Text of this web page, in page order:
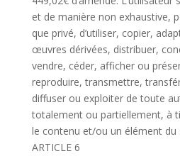
et de manière non exhaustive,
que privé, d’utiliser, copier,
œuvres dérivées, distribuer,
vendre, céder, afficher ou
reproduire, transmettre,
diffuser ou exploiter de toute
totalement ou partiellement, à
le contenu et/ou un élément du
ARTICLE 6